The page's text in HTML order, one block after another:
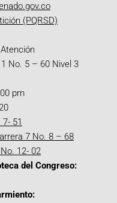
(PQRSD)
No. 5 – 60 Nivel 3
pm
51
7 No. 8 – 68
12- 02
del Congreso: